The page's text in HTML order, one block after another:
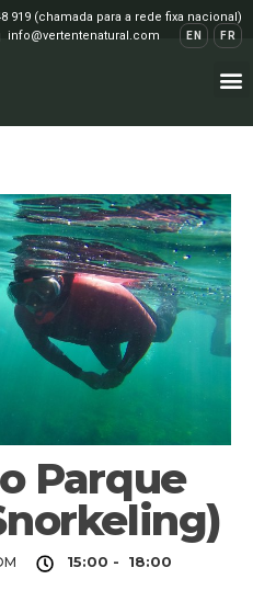
919 (chamada para a rede fixa nacional)
info@vertentenatural.com
EN FR
Parque
15:00 - 18:00